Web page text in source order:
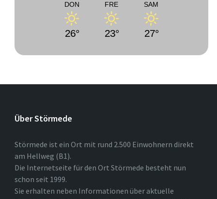
DON
26°
FRE
23°
SAM
27°
Über Störmede
Störmede ist ein Ort mit rund 2.500 Einwohnern direkt
am Hellweg (B1).
Die Internetseite für den Ort Störmede besteht nun
schon seit 1999.
Sie erhalten neben Informationen über aktuelle